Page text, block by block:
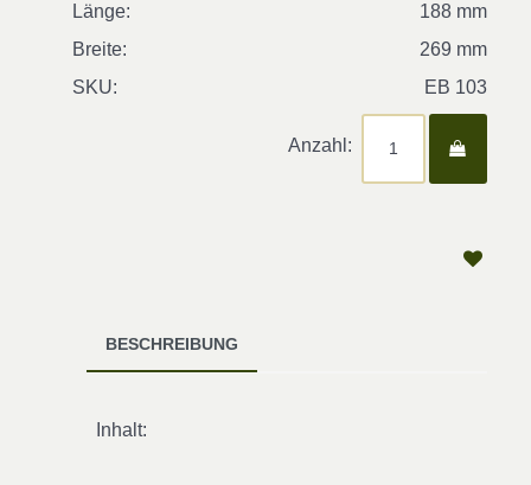
Länge:
188 mm
Breite:
269 mm
SKU:
EB 103
Anzahl:
BESCHREIBUNG
Inhalt: